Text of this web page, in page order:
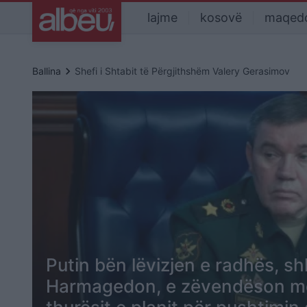
lajme kosovë
Ballina keyboard_arrow_right Shefi i Shtabit të Përgjithshëm Valery Gerasimov
Putin bën lëvizjen e radhës,
Harmagedon, e zëvendëson